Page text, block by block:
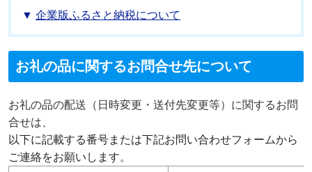
企業版ふるさと納税について
お礼の品に関するお問合せ先について
お礼の品の配送（日時変更・送付先変更等）に関するお問
合せは、
以下に記載する番号または下記お問い合わせフォームから
ご連絡をお願いします。